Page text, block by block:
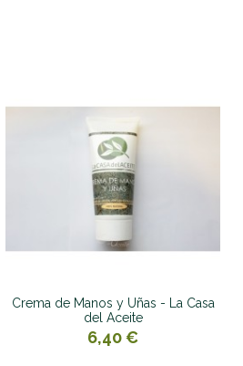
Crema de Manos y Uñas - La Casa
del Aceite
6,40 €